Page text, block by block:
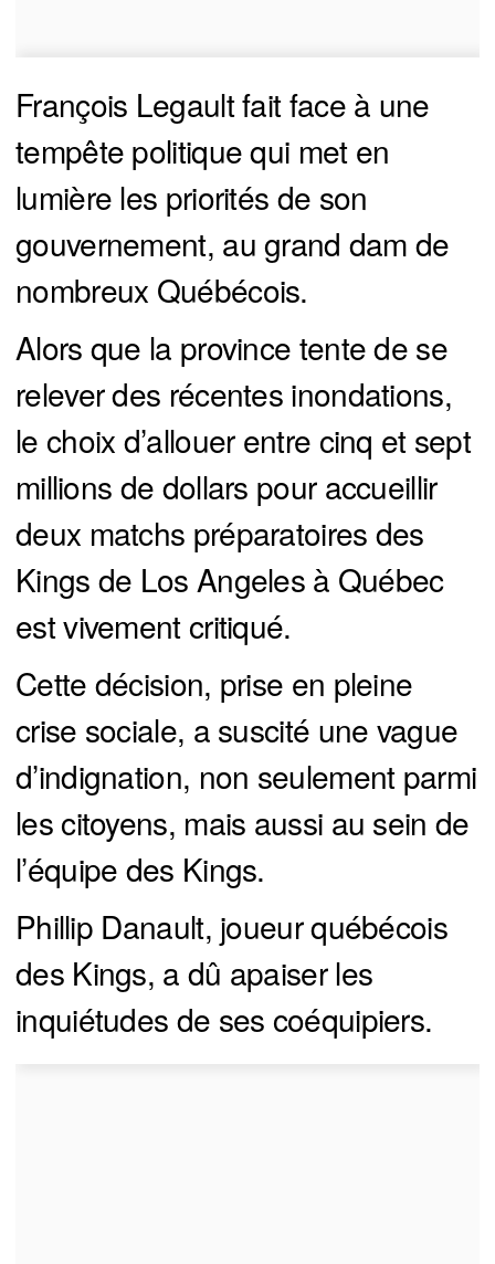
François Legault fait face à une
tempête politique qui met en
lumière les priorités de son
gouvernement, au grand dam de
nombreux Québécois.
Alors que la province tente de se
relever des récentes inondations,
le choix d’allouer entre cinq et sept
millions de dollars pour accueillir
deux matchs préparatoires des
Kings de Los Angeles à Québec
est vivement critiqué.
Cette décision, prise en pleine
crise sociale, a suscité une vague
d’indignation, non seulement parmi
les citoyens, mais aussi au sein de
l’équipe des Kings.
Phillip Danault, joueur québécois
des Kings, a dû apaiser les
inquiétudes de ses coéquipiers.